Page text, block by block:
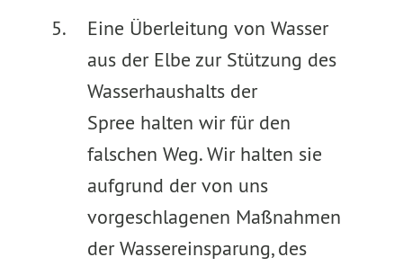
Eine Überleitung von Wasser
aus der Elbe zur Stützung des
Wasserhaushalts der
Spree halten wir für den
falschen Weg. Wir halten sie
aufgrund der von uns
vorgeschlagenen Maßnahmen
der Wassereinsparung, des